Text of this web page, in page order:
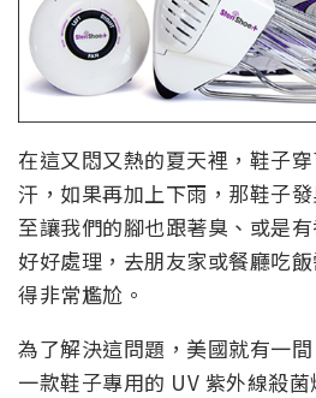
在這又悶又熱的夏天裡，鞋子
汗，如果再加上下雨，那鞋子
至讓我們的腳也跟著臭、或是
好好處理，去朋友家或餐廳吃
得非常尷尬。
為了解決這問題，美國就有一
一款鞋子專用的 UV 紫外線殺